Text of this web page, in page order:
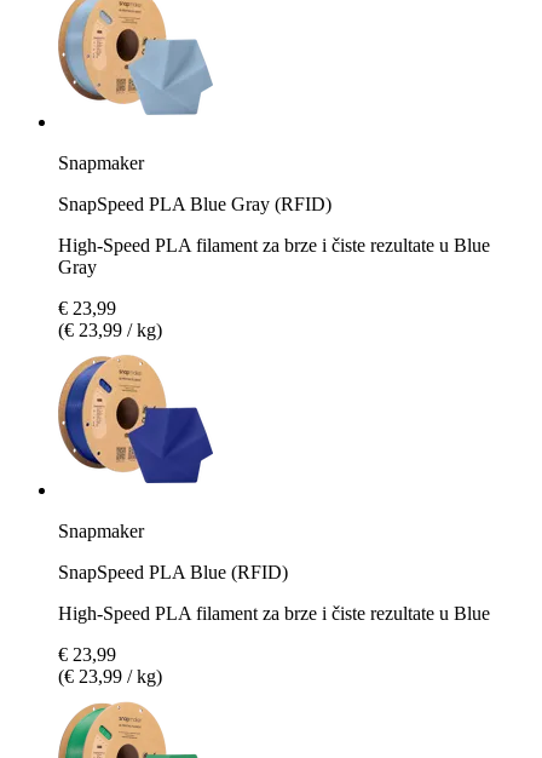
Snapmaker
SnapSpeed PLA Blue Gray (RFID)
High-Speed PLA filament za brze i čiste rezultate u Blue
Gray
€ 23,99
(€ 23,99 / kg)
Snapmaker
SnapSpeed PLA Blue (RFID)
High-Speed PLA filament za brze i čiste rezultate u Blue
€ 23,99
(€ 23,99 / kg)